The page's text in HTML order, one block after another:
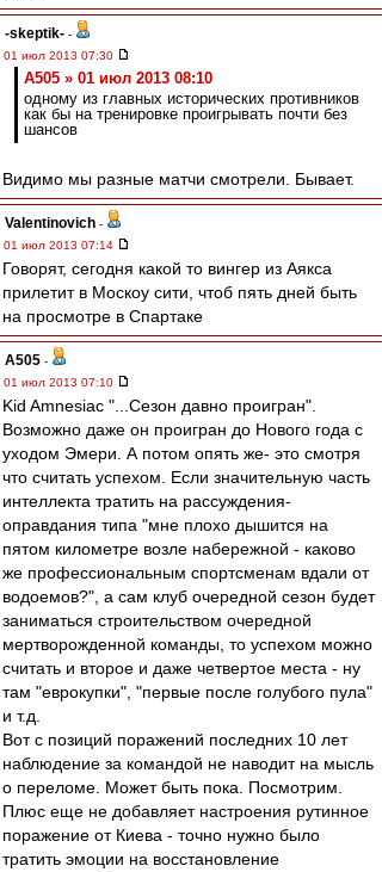
-skeptik- -
01 июл 2013 07:30
A505 » 01 июл 2013 08:10
одному из главных исторических противников
как бы на тренировке проигрывать почти без
шансов
Видимо мы разные матчи смотрели. Бывает.
Valentinovich -
01 июл 2013 07:14
Говорят, сегодня какой то вингер из Аякса
прилетит в Москоу сити, чтоб пять дней быть
на просмотре в Спартаке
A505 -
01 июл 2013 07:10
Kid Amnesiac "...Сезон давно проигран".
Возможно даже он проигран до Нового года с
уходом Эмери. А потом опять же- это смотря
что считать успехом. Если значительную часть
интеллекта тратить на рассуждения-
оправдания типа "мне плохо дышится на
пятом километре возле набережной - каково
же профессиональным спортсменам вдали от
водоемов?", а сам клуб очередной сезон будет
заниматься строительством очередной
мертворожденной команды, то успехом можно
считать и второе и даже четвертое места - ну
там "еврокупки", "первые после голубого пула"
и т.д.
Вот с позиций поражений последних 10 лет
наблюдение за командой не наводит на мысль
о переломе. Может быть пока. Посмотрим.
Плюс еще не добавляет настроения рутинное
поражение от Киева - точно нужно было
тратить эмоции на восстановление